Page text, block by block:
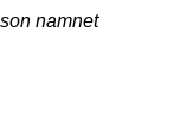
namnet